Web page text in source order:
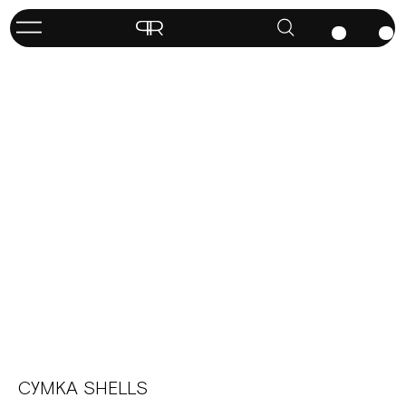
СУМКА SHELLS